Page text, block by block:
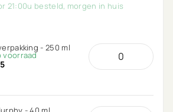
21:00u besteld, morgen in huis
- 250 ml
voorraad